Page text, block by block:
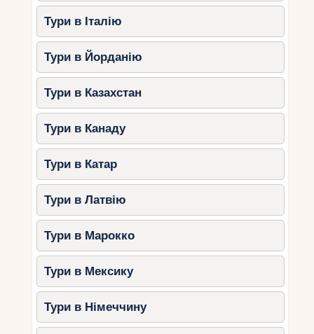
Тури в Італію
Тури в Йорданію
Тури в Казахстан
Тури в Канаду
Тури в Катар
Тури в Латвію
Тури в Марокко
Тури в Мексику
Тури в Німеччину